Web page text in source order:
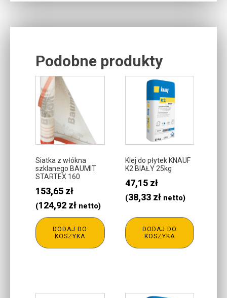
Podobne produkty
Siatka z włókna
szklanego BAUMIT
STARTEX 160
153,65 zł
(124,92 zł netto)
DODAJ DO
KOSZYKA
Klej do płytek KNAUF
K2 BIAŁY 25kg
47,15 zł
(38,33 złnetto)
DODAJ DO
KOSZYKA